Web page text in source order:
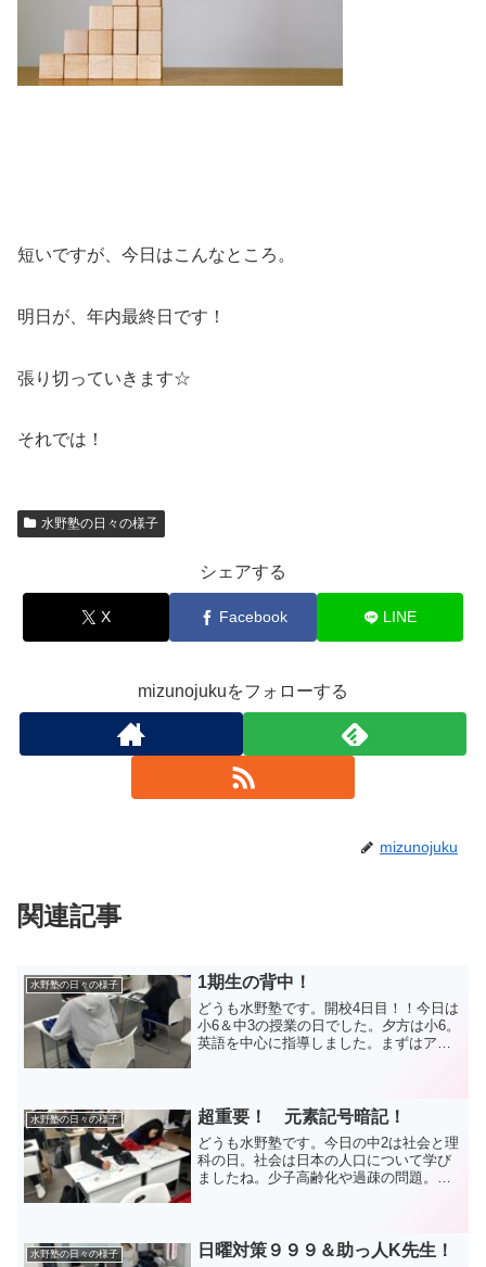
短いですが、今日はこんなところ。
明日が、年内最終日です！
張り切っていきます☆
それでは！
水野塾の日々の様子
シェアする
X Facebook LINE
mizunojukuをフォローする
mizunojuku
関連記事
水野塾の日々の様子 1期生の背中！
どうも水野塾です。開校4日目！！今日は
小6＆中3の授業の日でした。夕方は小6。
英語を中心に指導しました。まずはアル
ちりクリ...
水野塾の日々の様子 超重要！ 元素記号暗記！
どうも水野塾です。今日の中2は社会と理
科の日。社会は日本の人口について学び
ましたね。少子高齢化や過疎の問題。こ
なるでしょう。真剣に話...
水野塾の日々の様子 日曜対策９９９＆助っ人K先生！